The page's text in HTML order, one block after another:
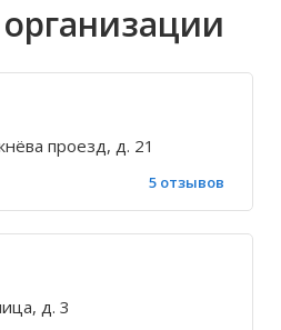
проезд, д. 21
5 отзывов
д. 3